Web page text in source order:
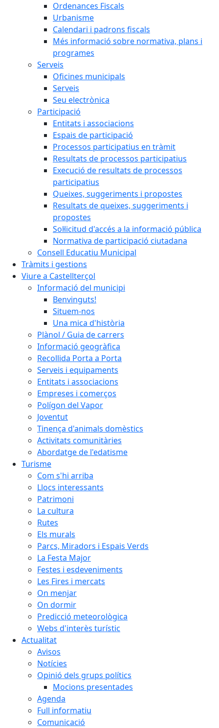
Ordenances Fiscals
Urbanisme
Calendari i padrons fiscals
Més informació sobre normativa, plans i
programes
Serveis
Oficines municipals
Serveis
Seu electrònica
Participació
Entitats i associacions
Espais de participació
Processos participatius en tràmit
Resultats de processos participatius
Execució de resultats de processos
participatius
Queixes, suggeriments i propostes
Resultats de queixes, suggeriments i
propostes
Sol·licitud d'accés a la informació pública
Normativa de participació ciutadana
Consell Educatiu Municipal
Tràmits i gestions
Viure a Castellterçol
Informació del municipi
Benvinguts!
Situem-nos
Una mica d'història
Plànol / Guia de carrers
Informació geogràfica
Recollida Porta a Porta
Serveis i equipaments
Entitats i associacions
Empreses i comerços
Polígon del Vapor
Joventut
Tinença d'animals domèstics
Activitats comunitàries
Abordatge de l'edatisme
Turisme
Com s'hi arriba
Llocs interessants
Patrimoni
La cultura
Rutes
Els murals
Parcs, Miradors i Espais Verds
La Festa Major
Festes i esdeveniments
Les Fires i mercats
On menjar
On dormir
Predicció meteorològica
Webs d'interès turístic
Actualitat
Avisos
Notícies
Opinió dels grups polítics
Mocions presentades
Agenda
Full informatiu
Comunicació